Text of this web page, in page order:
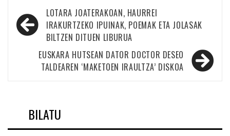
Bidalketetan
zehar
nabigatu
LOTARA JOATERAKOAN, HAURREI
IRAKURTZEKO IPUINAK, POEMAK ETA JOLASAK
BILTZEN DITUEN LIBURUA
EUSKARA HUTSEAN DATOR DOCTOR DESEO
TALDEAREN ‘MAKETOEN IRAULTZA’ DISKOA
BILATU